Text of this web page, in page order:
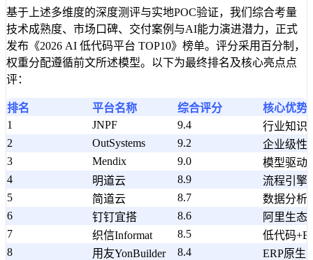
基于上述多维度的深度测评与实地POC验证，我们综合考量
技术成熟度、市场口碑、交付案例与AI能力演进潜力，正式
发布《2026 AI 低代码平台 TOP10》榜单。评分采用百分制，
权重分配遵循前文所述模型。以下为最终排名及核心亮点点
评：
排名 平台名称 综合评分
核心优势
1
JNPF 9.4
行业知识
2
OutSystems 9.2
企业级性
3
Mendix 9.0
模型驱动
4
明道云 8.9
流程引擎
5
简道云 8.7
数据分析
6
钉钉宜搭 8.6
阿里生态
7
织信Informat 8.5
低代码
8
用友YonBuilder 8.4
ERP原生